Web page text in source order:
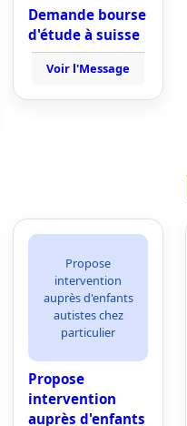
Demande bourse
d'étude à suisse
Voir l'Message
Propose
intervention
auprès d'enfants
autistes chez
particulier
Propose
intervention
auprès d'enfants